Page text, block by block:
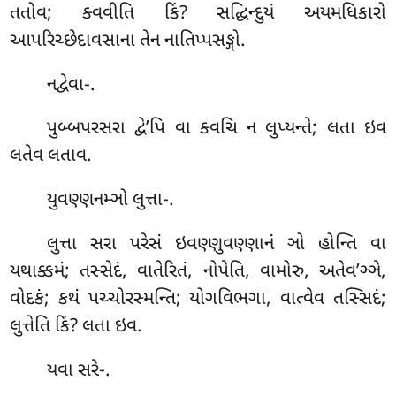
તતોવ; ક્વવીતિ કિં? સદ્ધિન્દુયં અયમધિકારો
આપરિચ્છેદાવસાના તેન નાતિપ્પસઙ્ગો.
નદ્વેવા-.
પુબ્બપરસરા દ્વે’પિ વા ક્વચિ ન લુપ્યન્તે; લતા ઇવ
લતેવ લતાવ.
યુવણ્ણનમ્ઞો લુત્તા-.
લુત્તા સરા પરેસં ઇવણ્ણુવણ્ણાનં ઞો હોન્તિ વા
યથાક્કમં; તસ્સેદં, વાતેરિતં, નોપેતિ, વામોરુ, અતેવ’ઞ્ઞે,
વોદકં; કથં પચ્ચોરસ્મન્તિ; યોગવિભગા, વાત્વેવ તસ્સિદં;
લુત્તેતિ કિં? લતા ઇવ.
યવાસરે-.